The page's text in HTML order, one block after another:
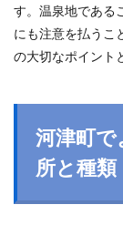
す。温泉地である
にも注意を払うこ
の大切なポイント
河津町
所と種類